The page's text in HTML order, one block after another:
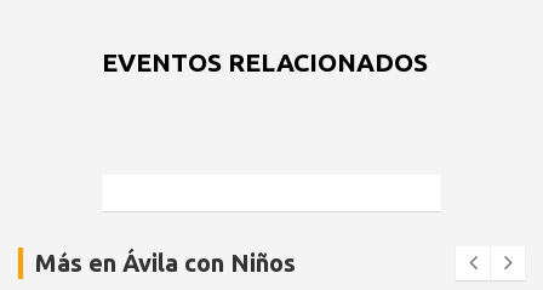
EVENTOS RELACIONADOS
Más en Ávila con Niños